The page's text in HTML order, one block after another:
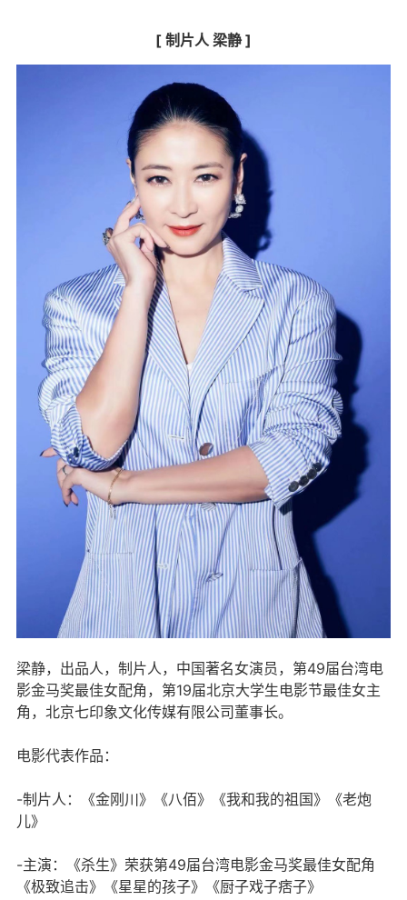
[ 制片人 梁静 ]
梁静，出品人，制片人，中国著名女演员，第49届台湾电
影金马奖最佳女配角，第19届北京大学生电影节最佳女主
角，北京七印象文化传媒有限公司董事长。
电影代表作品：
-制片人：《金刚川》《八佰》《我和我的祖国》《老炮
儿》
-主演：《杀生》荣获第49届台湾电影金马奖最佳女配角
《极致追击》《星星的孩子》《厨子戏子痞子》